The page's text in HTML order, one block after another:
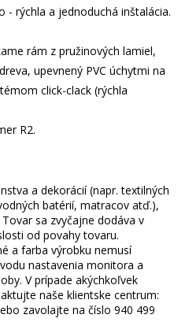
- rýchla a jednoduchá inštalácia.
rám z pružinových lamiel,
upevnený PVC úchytmi na
click-clack (rýchla
R2.
a dekorácií (napr. textilných
batérií, matracov atď.),
sa zvyčajne dodáva v
od povahy tovaru.
a farba výrobku nemusí
nastavenia monitora a
V prípade akýchkoľvek
naše klientske centrum:
zavolajte na číslo 940 499